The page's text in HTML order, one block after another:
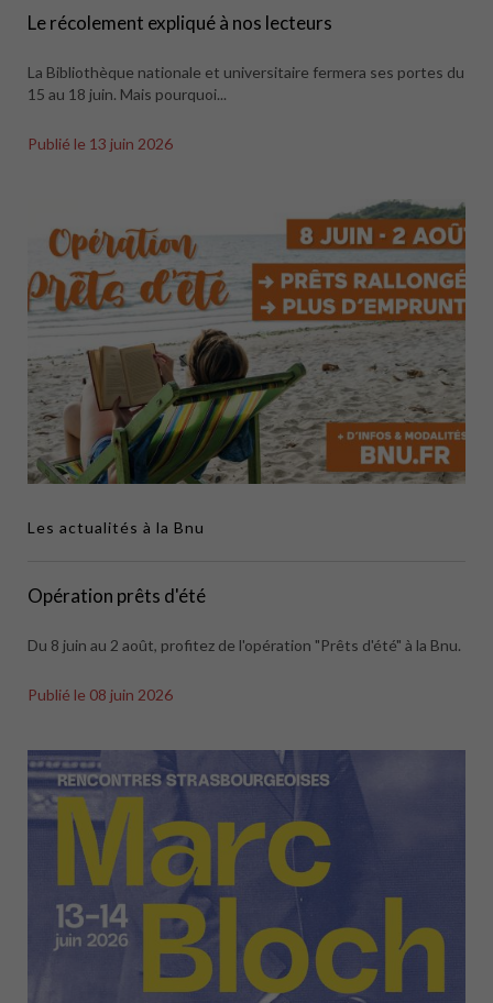
Le récolement expliqué à nos lecteurs
La Bibliothèque nationale et universitaire fermera ses portes du
15 au 18 juin. Mais pourquoi...
Publié le 13 juin 2026
Les actualités à la Bnu
Opération prêts d'été
Du 8 juin au 2 août, profitez de l'opération "Prêts d'été" à la Bnu.
Publié le 08 juin 2026